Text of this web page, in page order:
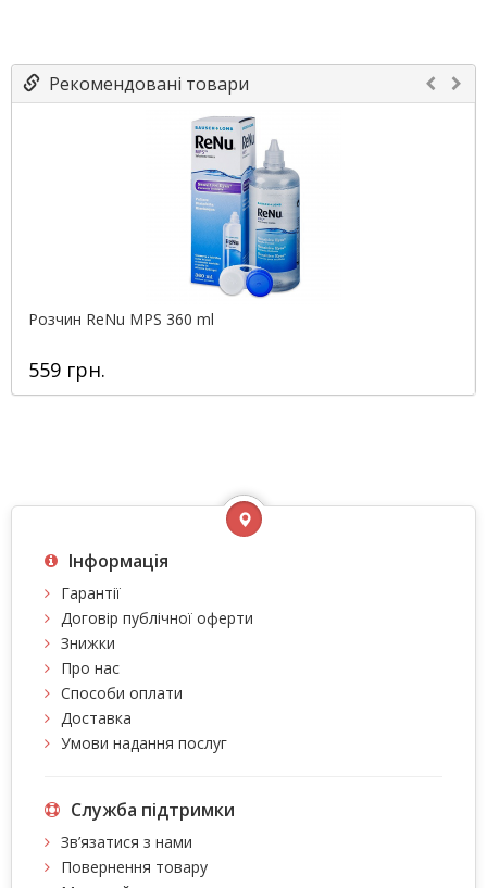
Рекомендовані товари
Розчин ReNu MPS 360 ml
559 грн.
Інформація
Гарантії
Договір публічної оферти
Знижки
Про нас
Способи оплати
Доставка
Умови надання послуг
Служба підтримки
Зв’язатися з нами
Повернення товару